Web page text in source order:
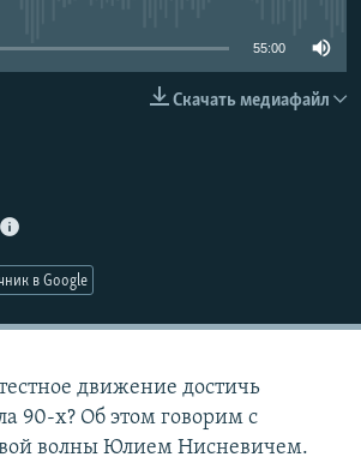
РС
55:00
Скачать медиафайл
в Google
движение достичь
90-х? Об этом говорим с
волны Юлием Нисневичем.